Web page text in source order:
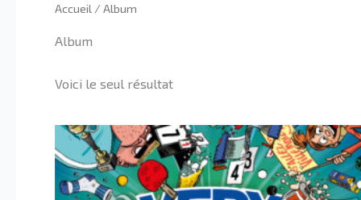
Accueil / Album
Album
Voici le seul résultat